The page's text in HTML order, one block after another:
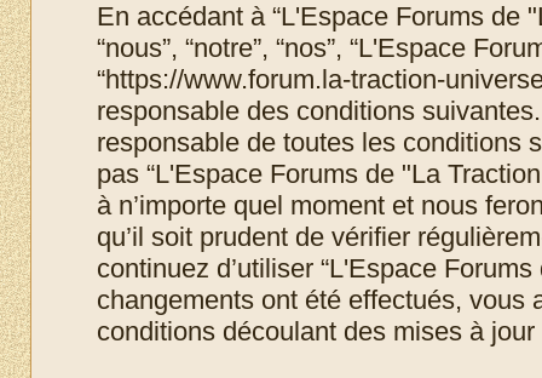
En accédant à “L'Espace Forums de
“nous”, “notre”, “nos”, “L'Espace
“https://www.forum.la-traction-
responsable des conditions
responsable de toutes les conditions
pas “L'Espace Forums de "La
à n’importe quel moment et nous
qu’il soit prudent de vérifier
continuez d’utiliser “L'Espace
changements ont été effectués, vous
conditions découlant des mises à